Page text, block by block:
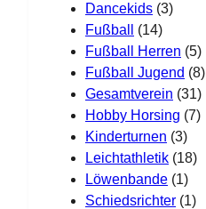
Dancekids (3)
Fußball
(14)
Fußball Herren (5)
Fußball Jugend (8)
Gesamtverein (31)
Hobby Horsing (7)
Kinderturnen (3)
Leichtathletik (18)
Löwenbande (1)
Schiedsrichter (1)